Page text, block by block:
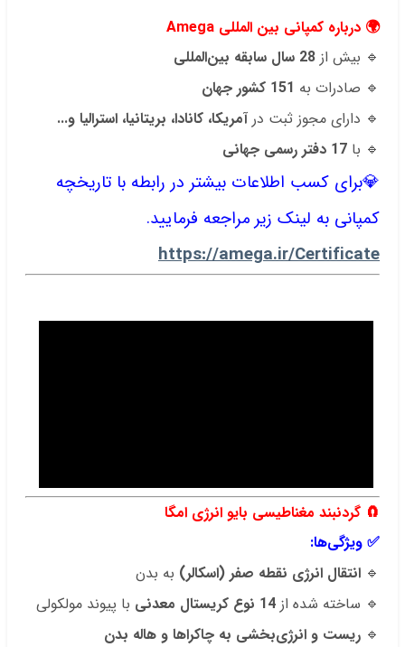
🌍 درباره کمپانی بین المللی Amega
🔹 بیش از 28 سال سابقه بین‌المللی
🔹 صادرات به 151 کشور جهان
🔹 دارای مجوز ثبت در آمریکا، کانادا، بریتانیا، استرالیا و...
🔹 با 17 دفتر رسمی جهانی
💎برای کسب اطلاعات بیشتر در رابطه با تاریخچه
کمپانی به لینک زیر مراجعه فرمایید.
https://amega.ir/Certificate
🧲 گردنبند مغناطیسی بایو انرژی امگا
✅ ویژگی‌ها:
🔹 انتقال انرژی نقطه صفر (اسکالر) به بدن
🔹 ساخته شده از 14 نوع کریستال معدنی
با پیوند مولکولی
🔹 ریست و انرژی‌بخشی به چاکراها و هاله بدن